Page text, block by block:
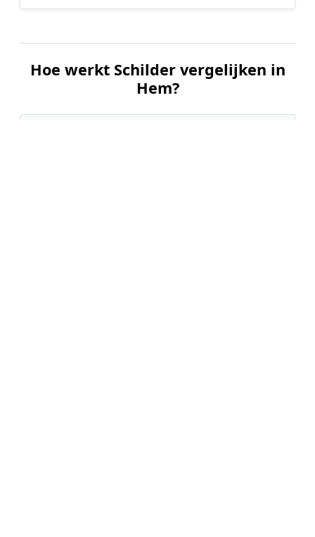
Hoe werkt Schilder vergelijken in
Hem?